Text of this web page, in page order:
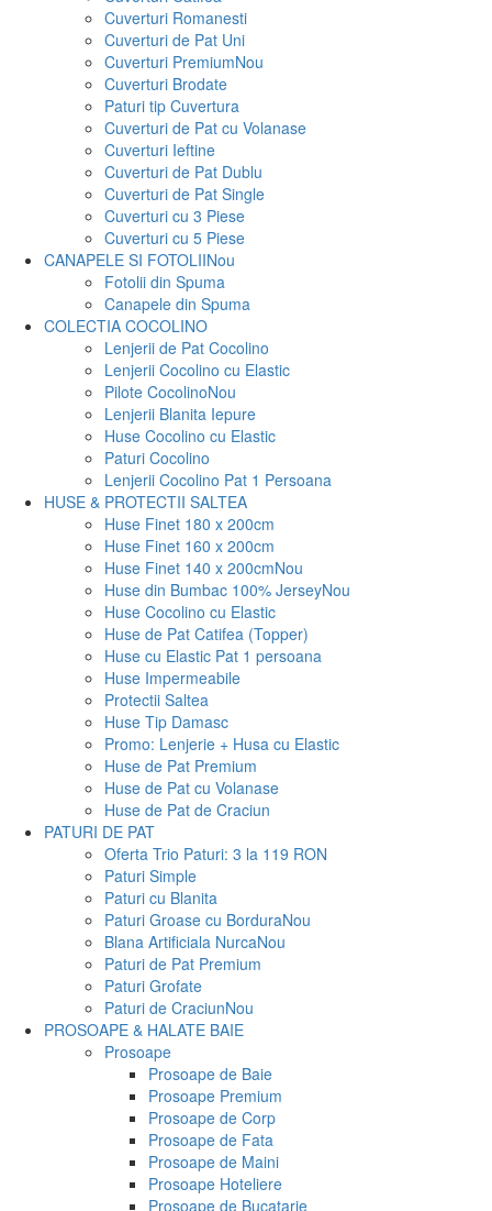
Cuverturi Romanesti
Cuverturi de Pat Uni
Cuverturi PremiumNou
Cuverturi Brodate
Paturi tip Cuvertura
Cuverturi de Pat cu Volanase
Cuverturi Ieftine
Cuverturi de Pat Dublu
Cuverturi de Pat Single
Cuverturi cu 3 Piese
Cuverturi cu 5 Piese
CANAPELE SI FOTOLIINou
Fotolii din Spuma
Canapele din Spuma
COLECTIA COCOLINO
Lenjerii de Pat Cocolino
Lenjerii Cocolino cu Elastic
Pilote CocolinoNou
Lenjerii Blanita Iepure
Huse Cocolino cu Elastic
Paturi Cocolino
Lenjerii Cocolino Pat 1 Persoana
HUSE & PROTECTII SALTEA
Huse Finet 180 x 200cm
Huse Finet 160 x 200cm
Huse Finet 140 x 200cmNou
Huse din Bumbac 100% JerseyNou
Huse Cocolino cu Elastic
Huse de Pat Catifea (Topper)
Huse cu Elastic Pat 1 persoana
Huse Impermeabile
Protectii Saltea
Huse Tip Damasc
Promo: Lenjerie + Husa cu Elastic
Huse de Pat Premium
Huse de Pat cu Volanase
Huse de Pat de Craciun
PATURI DE PAT
Oferta Trio Paturi: 3 la 119 RON
Paturi Simple
Paturi cu Blanita
Paturi Groase cu BorduraNou
Blana Artificiala NurcaNou
Paturi de Pat Premium
Paturi Grofate
Paturi de CraciunNou
PROSOAPE & HALATE BAIE
Prosoape
Prosoape de Baie
Prosoape Premium
Prosoape de Corp
Prosoape de Fata
Prosoape de Maini
Prosoape Hoteliere
Prosoape de Bucatarie